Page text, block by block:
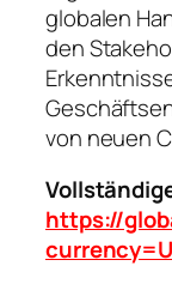
globalen
den
von neuen
https://